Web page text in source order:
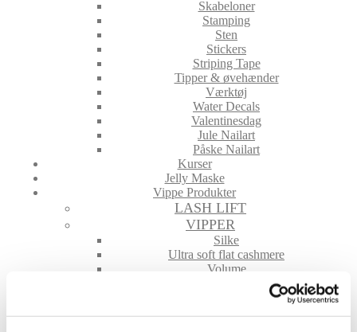
Skabeloner
Stamping
Sten
Stickers
Striping Tape
Tipper & øvehænder
Værktøj
Water Decals
Valentinesdag
Jule Nailart
Påske Nailart
Kurser
Jelly Maske
Vippe Produkter
LASH LIFT
VIPPER
Silke
Ultra soft flat cashmere
Volume
Belysning